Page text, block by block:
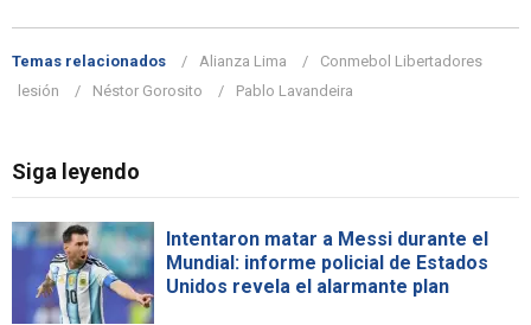
Temas relacionados Alianza Lima
Conmebol Libertadores
lesión
Néstor Gorosito Pablo Lavandeira
Siga leyendo
Intentaron matar a Messi durante el
Mundial: informe policial de Estados
Unidos revela el alarmante plan